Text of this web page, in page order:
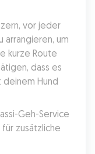
vor jeder
arrangieren, um
kurze Route
dass es
Hund
Geh-Service
zusätzliche